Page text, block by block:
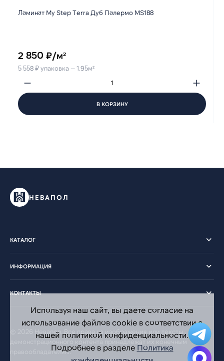
Ламинат My Step Terra Дуб Палермо MS188
2 850 ₽/м²
5 558 ₽ упаковка — 1.95м²
В КОРЗИНУ
НЕВАПОЛ
КАТАЛОГ
ИНФОРМАЦИЯ
КОНТАКТЫ
© 2026 Невапол. Все права на изображения или тексты
демонстрационного контента принадлежат их конечным
правообладателям.
Используя наш сайт, вы даете согласие на
использование файлов cookie в соответствии с
нашей политикой конфиденциальности.
Подробнее в разделе Политика